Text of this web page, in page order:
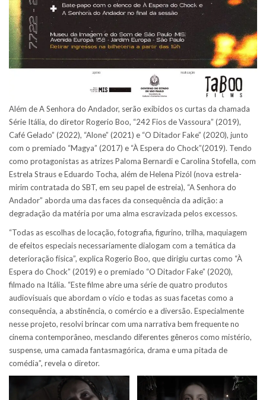
Além de A Senhora do Andador, serão exibidos os curtas da chamada
Série Itália, do diretor Rogerio Boo, “242 Fios de Vassoura” (2019),
Café Gelado” (2022), “Alone” (2021) e “O Ditador Fake” (2020), junto
com o premiado “Magya” (2017) e “À Espera do Chock”(2019). Tendo
como protagonistas as atrizes Paloma Bernardi e Carolina Stofella, com
Estrela Straus e Eduardo Tocha, além de Helena Pizól (nova estrela-
mirim contratada do SBT, em seu papel de estreia), “A Senhora do
Andador” aborda uma das faces da consequência da adição: a
degradação da matéria por uma alma escravizada pelos excessos.
“Todas as escolhas de locação, fotografia, figurino, trilha, maquiagem
de efeitos especiais necessariamente dialogam com a temática da
deterioração física”, explica Rogerio Boo, que dirigiu curtas como “À
Espera do Chock” (2019) e o premiado “O Ditador Fake” (2020),
filmado na Itália. “Este filme abre uma série de quatro produtos
audiovisuais que abordam o vício e todas as suas facetas como a
consequência, a abstinência, o comércio e a diversão. Especialmente
nesse projeto, resolvi brincar com uma narrativa bem frequente no
cinema contemporâneo, mesclando diferentes gêneros como mistério,
suspense, uma camada fantasmagórica, drama e uma pitada de
comédia”, revela o diretor.